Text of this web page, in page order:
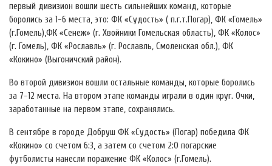
первый дивизион вошли шесть сильнейших команд, которые
боролись за 1-6 места, это: ФК «Судость» ( п.г.т.Погар), ФК «Гомель»
(г.Гомель),ФК «Сенеж» (г. Хвойники Гомельская область), ФК «Колос»
(г. Гомель), ФК «Рославль» (г. Рославль, Смоленская обл.), ФК
«Кокино» (Выгоничский район).
Во второй дивизион вошли остальные команды, которые боролись
за 7-12 места. На втором этапе команды играли в один круг. Очки,
заработанные на первом этапе, сохранялись.
В сентябре в городе Добруш ФК «Судость» (Погар) победила ФК
«Кокино» со счетом 6:3, а затем со счетом 2:0 погарские
футболисты нанесли поражение ФК «Колос» (г.Гомель).